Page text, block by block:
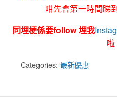
咁先會第一時間睇
同埋梗係要follow 埋我
啦
Categories: 最新優惠